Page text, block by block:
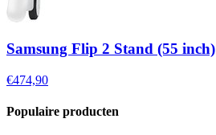
Samsung Flip 2 Stand (55 inch)
€474,90
Populaire producten